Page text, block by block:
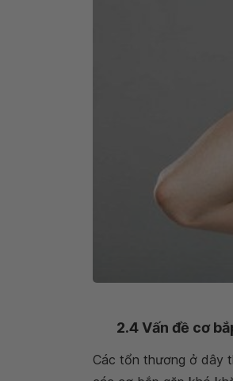
2.4 Vấn đề cơ
Các tổn thương ở dây